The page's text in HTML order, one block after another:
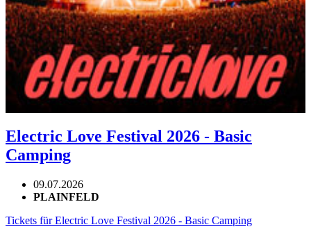
Electric Love Festival 2026 - Basic
Camping
09.07.2026
PLAINFELD
Tickets für Electric Love Festival 2026 - Basic Camping